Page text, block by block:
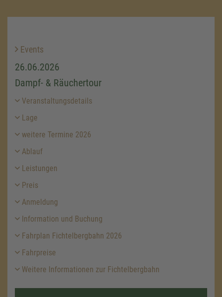
Events
26.06.2026
Dampf- & Räuchertour
Veranstaltungsdetails
Lage
weitere Termine 2026
Ablauf
Leistungen
Preis
Anmeldung
Information und Buchung
Fahrplan Fichtelbergbahn 2026
Fahrpreise
Weitere Informationen zur Fichtelbergbahn